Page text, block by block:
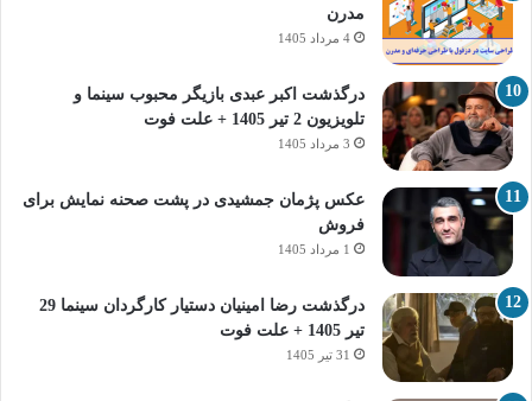
مدرن
4 مرداد 1405
درگذشت اکبر عبدی بازیگر محبوب سینما و
تلویزیون 2 تیر 1405 + علت فوت
3 مرداد 1405
عکس پژمان جمشیدی در پشت صحنه نمایش برای
فروش
1 مرداد 1405
درگذشت رضا امینیان دستیار کارگردان سینما 29
تیر 1405 + علت فوت
31 تیر 1405